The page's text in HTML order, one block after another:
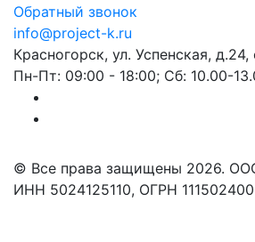
Обратный звонок
info@project-k.ru
Красногорск, ул. Успенская,
Пн-Пт: 09:00 - 18:00; Сб: 10.00-
© Все права защищены 2026.
ИНН 5024125110, ОГРН